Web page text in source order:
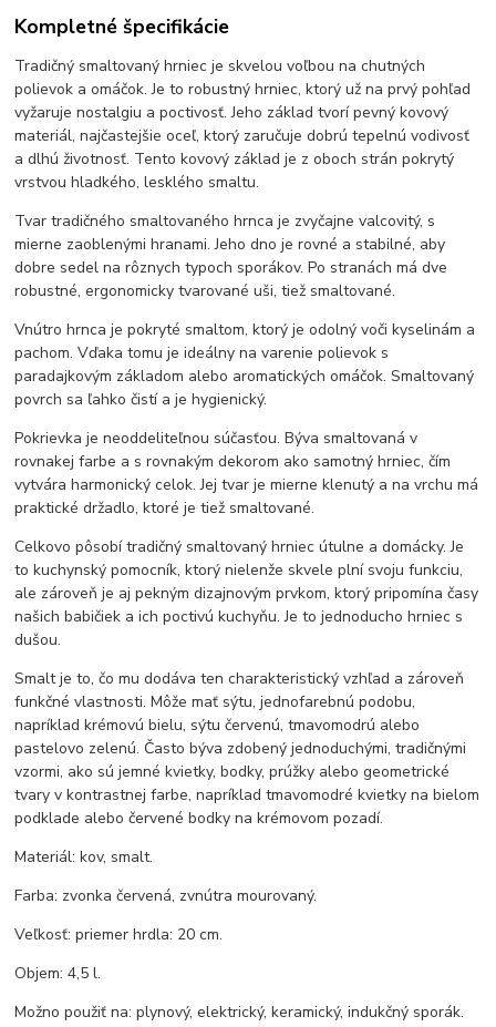
Kompletné špecifikácie
Tradičný smaltovaný hrniec je skvelou voľbou na chutných
polievok a omáčok. Je to robustný hrniec, ktorý už na prvý pohľad
vyžaruje nostalgiu a poctivosť. Jeho základ tvorí pevný kovový
materiál, najčastejšie oceľ, ktorý zaručuje dobrú tepelnú vodivosť
a dlhú životnosť. Tento kovový základ je z oboch strán pokrytý
vrstvou hladkého, lesklého smaltu.
Tvar tradičného smaltovaného hrnca je zvyčajne valcovitý, s
mierne zaoblenými hranami. Jeho dno je rovné a stabilné, aby
dobre sedel na rôznych typoch sporákov. Po stranách má dve
robustné, ergonomicky tvarované uši, tiež smaltované.
Vnútro hrnca je pokryté smaltom, ktorý je odolný voči kyselinám a
pachom. Vďaka tomu je ideálny na varenie polievok s
paradajkovým základom alebo aromatických omáčok. Smaltovaný
povrch sa ľahko čistí a je hygienický.
Pokrievka je neoddeliteľnou súčasťou. Býva smaltovaná v
rovnakej farbe a s rovnakým dekorom ako samotný hrniec, čím
vytvára harmonický celok. Jej tvar je mierne klenutý a na vrchu má
praktické držadlo, ktoré je tiež smaltované.
Celkovo pôsobí tradičný smaltovaný hrniec útulne a domácky. Je
to kuchynský pomocník, ktorý nielenže skvele plní svoju funkciu,
ale zároveň je aj pekným dizajnovým prvkom, ktorý pripomína časy
našich babičiek a ich poctivú kuchyňu. Je to jednoducho hrniec s
dušou.
Smalt je to, čo mu dodáva ten charakteristický vzhľad a zároveň
funkčné vlastnosti. Môže mať sýtu, jednofarebnú podobu,
napríklad krémovú bielu, sýtu červenú, tmavomodrú alebo
pastelovo zelenú. Často býva zdobený jednoduchými, tradičnými
vzormi, ako sú jemné kvietky, bodky, prúžky alebo geometrické
tvary v kontrastnej farbe, napríklad tmavomodré kvietky na bielom
podklade alebo červené bodky na krémovom pozadí.
Materiál: kov, smalt.
Farba: zvonka červená, zvnútra mourovaný.
Veľkosť: priemer hrdla: 20 cm.
Objem: 4,5 l.
Možno použiť na: plynový, elektrický, keramický, indukčný sporák.